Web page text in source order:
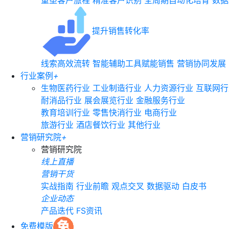
提升销售转化率
线索高效流转 智能辅助工具赋能销售 营销协同发展
行业案例 +
生物医药行业 工业制造行业 人力资源行业 互联网
耐消品行业 展会展览行业 金融服务行业
教育培训行业 零售快消行业 电商行业
旅游行业 酒店餐饮行业 其他行业
营销研究院+
营销研究院
线上直播
营销干货
实战指南 行业前瞻 观点交叉 数据驱动 白皮书
企业动态
产品迭代 FS资讯
免费模版